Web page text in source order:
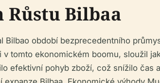
Růstu Bilbaa
Bilbao období bezprecedentního
tomto ekonomickém boomu, sloužil
efektivní pohyb zboží, což snížilo čas